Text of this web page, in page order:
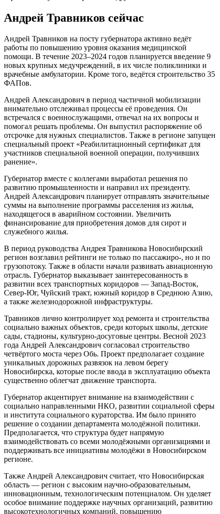
Андрей Травников сейчас
Андрей Травников на посту губернатора активно ведёт
работы по повышению уровня оказания медицинской
помощи. В течение 2023–2024 годов планируется введение 9
новых крупных медучреждений, в их числе поликлиники и
врачебные амбулатории. Кроме того, ведётся строительство 35
ФАПов.
Андрей Александрович в период частичной мобилизации
внимательно отслеживал процессы её проведения. Он
встречался с военнослужащими, отвечал на их вопросы и
помогал решать проблемы. Он выпустил распоряжение об
отсрочке для нужных специалистов. Также в регионе запущен
специальный проект «Реабилитационный сертификат для
участников специальной военной операции, получивших
ранение».
Губернатор вместе с коллегами выработал решения по
развитию промышленности и направил их президенту.
Андрей Александрович планирует отправлять значительные
суммы на выполнение программы расселения из жилья,
находящегося в аварийном состоянии. Увеличить
финансирование для приобретения домов для сирот и
служебного жилья.
В период руководства Андрея Травникова Новосибирский
регион возглавил рейтинги не только по пассажиро-, но и по
грузопотоку. Также в области начали развивать авиационную
отрасль. Губернатор выказывает заинтересованность в
развитии всех транспортных коридоров — Запад-Восток,
Север-Юг, Чуйский тракт, южный коридор в Среднюю Азию,
а также железнодорожной инфраструктуры.
Травников лично контролирует ход ремонта и строительства
социально важных объектов, среди которых школы, детские
сады, стадионы, культурно-досуговые центры. Весной 2023
года Андрей Александрович согласовал строительство
четвёртого моста через Обь. Проект предполагает создание
уникальных дорожных развязок на левом берегу
Новосибирска, которые после ввода в эксплуатацию объекта
существенно облегчат движение транспорта.
Губернатор акцентирует внимание на взаимодействии с
социально направленными НКО, развитии социальной сферы
и института социального кураторства. Им было принято
решение о создании департамента молодёжной политики.
Предполагается, что структура будет напрямую
взаимодействовать со всеми молодёжными организациями и
поддерживать все инициативы молодёжи в Новосибирском
регионе.
Также Андрей Александрович считает, что Новосибирская
область — регион с высоким научно-образовательным,
инновационным, технологическим потенциалом. Он уделяет
особое внимание поддержке научных организаций, развитию
высокотехнологичных компаний, повышению